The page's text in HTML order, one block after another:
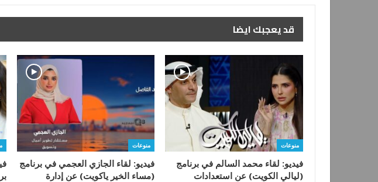
قد يعجبك ايضا
منوعات
فيديو: لقاء محمد السالم في برنامج
(ليالي الكويت) عن استعدادات
منوعات
فيديو: لقاء الجازي العجمي في برنامج
(مساء الخير ياكويت) عن إدارة